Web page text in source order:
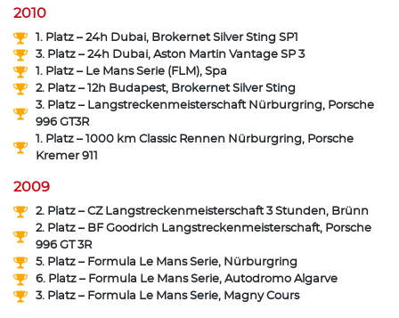
2010
1. Platz – 24h Dubai, Brokernet Silver Sting SP1
3. Platz – 24h Dubai, Aston Martin Vantage SP 3
1. Platz – Le Mans Serie (FLM), Spa
2. Platz – 12h Budapest, Brokernet Silver Sting
3. Platz – Langstreckenmeisterschaft Nürburgring, Porsche
996 GT3R
1. Platz – 1000 km Classic Rennen Nürburgring, Porsche
Kremer 911
2009
2. Platz – CZ Langstreckenmeisterschaft 3 Stunden, Brünn
2. Platz – BF Goodrich Langstreckenmeisterschaft, Porsche
996 GT 3R
5. Platz – Formula Le Mans Serie, Nürburgring
6. Platz – Formula Le Mans Serie, Autodromo Algarve
3. Platz – Formula Le Mans Serie, Magny Cours